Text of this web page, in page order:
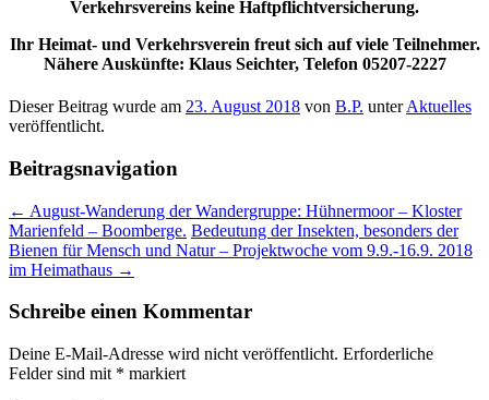
Verkehrsvereins keine Haftpflichtversicherung.
Ihr Heimat- und Verkehrsverein freut sich auf viele Teilnehmer.
Nähere Auskünfte: Klaus Seichter, Telefon 05207-2227
Dieser Beitrag wurde am 23. August 2018 von B.P. unterAktuelles
veröffentlicht.
Beitragsnavigation
← August-Wanderung der Wandergruppe: Hühnermoor – Kloster
Marienfeld – Boomberge. Bedeutung der Insekten, besonders der
Bienen für Mensch und Natur – Projektwoche vom 9.9.-16.9. 2018
im Heimathaus →
Schreibe einen Kommentar
Deine E-Mail-Adresse wird nicht veröffentlicht. Erforderliche
Felder sind mit * markiert